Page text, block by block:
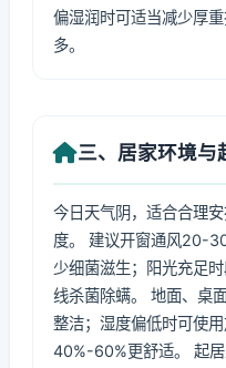
偏湿润时可适当减少厚
多。
三、居家环境与
今日天气阴，适合合理
度。 建议开窗通风20-
少细菌滋生；阳光充足
线杀菌除螨。 地面、桌
整洁；湿度偏低时可使
40%-60%更舒适。 起